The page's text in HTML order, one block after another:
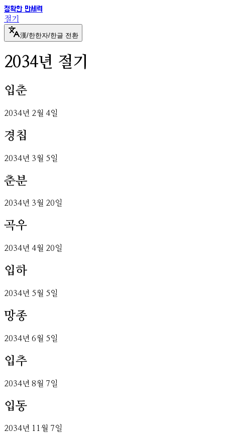
정확한 만세력
절기
漢/한한자/한글 전환
2034년 절기
입춘
2034년 2월 4일
경칩
2034년 3월 5일
춘분
2034년 3월 20일
곡우
2034년 4월 20일
입하
2034년 5월 5일
망종
2034년 6월 5일
입추
2034년 8월 7일
입동
2034년 11월 7일